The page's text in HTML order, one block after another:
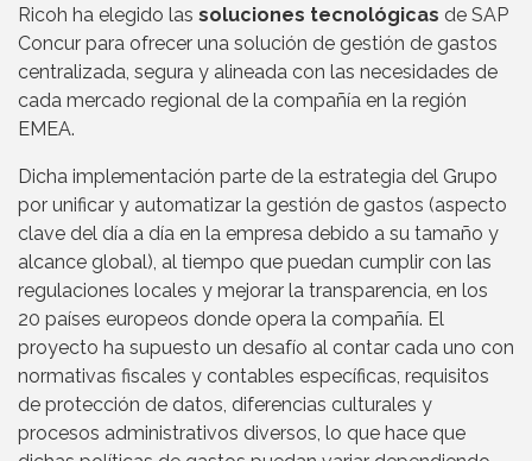
Ricoh ha elegido las soluciones tecnológicas de SAP
Concur para ofrecer una solución de gestión de gastos
centralizada, segura y alineada con las necesidades de
cada mercado regional de la compañía en la región
EMEA.
Dicha implementación parte de la estrategia del Grupo
por unificar y automatizar la gestión de gastos (aspecto
clave del día a día en la empresa debido a su tamaño y
alcance global), al tiempo que puedan cumplir con las
regulaciones locales y mejorar la transparencia, en los
20 países europeos donde opera la compañía. El
proyecto ha supuesto un desafío al contar cada uno con
normativas fiscales y contables específicas, requisitos
de protección de datos, diferencias culturales y
procesos administrativos diversos, lo que hace que